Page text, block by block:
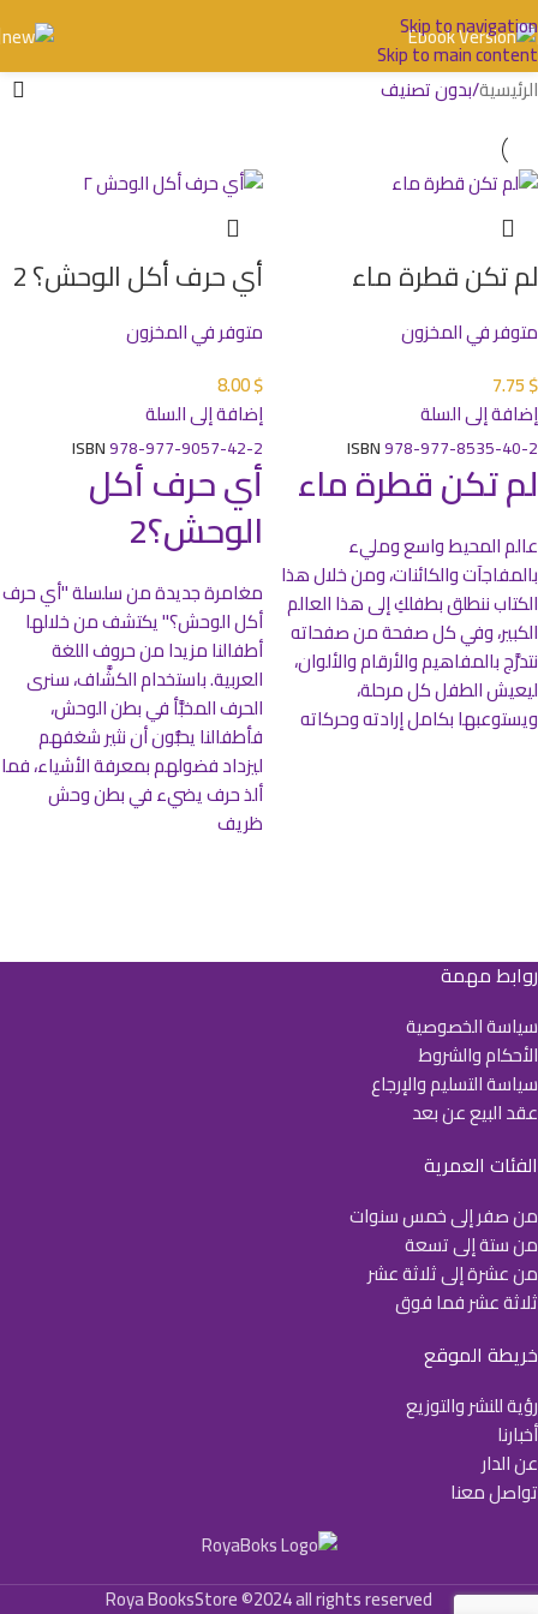
Skip to navigation
Skip to main content
الرئيسية بدون تصنيف
لم تكن قطرة ماء
متوفر في المخزون
7.75$
إضافة إلى السلة
ISBN978-977-8535-40-2
لم تكن قطرة ماء
عالم المحيط واسع ومليء
بالمفاجآت والكائنات، ومن خلال هذا
الكتاب ننطلق بطفلكِ إلى هذا العالم
الكبير، وفي كل صفحة من صفحاته
نتدرَّج بالمفاهيم والأرقام والألوان،
ليعيش الطفل كل مرحلة،
ويستوعبها بكامل إرادته وحركاته
أي حرف أكل الوحش؟ 2
متوفر في المخزون
8.00$
إضافة إلى السلة
ISBN978-977-9057-42-2
أي حرف أكل
الوحش؟2
مغامرة جديدة من سلسلة "أي حرف
أكل الوحش؟" يكتشف من خلالها
أطفالنا مزيدا من حروف اللغة
العربية. باستخدام الكشَّاف، سنرى
الحرف المخبَّأ في بطن الوحش،
فأطفالنا يحبُّون أن نثير شغفهم
ليزداد فضولهم بمعرفة الأشياء، فما
ألذ حرف يضيء في بطن وحش
ظريف
روابط مهمة
سياسة الخصوصية
الأحكام والشروط
سياسة التسليم والإرجاع
عقد البيع عن بعد
الفئات العمرية
من صفر إلى خمس سنوات
من ستة إلى تسعة
من عشرة إلى ثلاثة عشر
ثلاثة عشر فما فوق
خريطة الموقع
رؤية للنشر والتوزيع
أخبارنا
عن الدار
تواصل معنا
Roya BooksStore ©2024 all rights reserved